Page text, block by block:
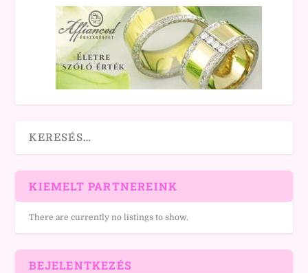
KIEMELT PARTNEREINK
There are currently no listings to show.
BEJELENTKEZÉS